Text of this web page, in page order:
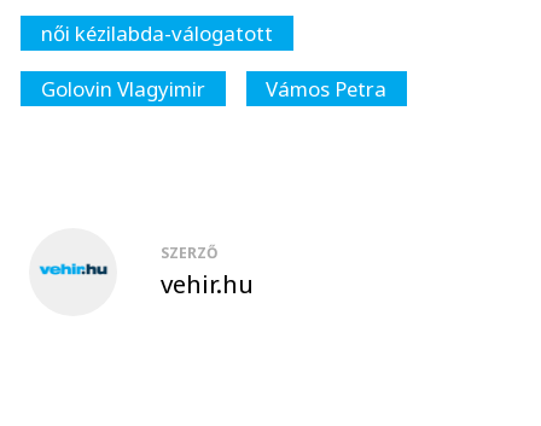
női kézilabda-válogatott
Golovin Vlagyimir
Vámos Petra
SZERZŐ
vehir.hu